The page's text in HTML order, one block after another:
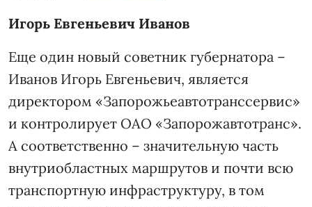
Игорь Евгеньевич Иванов
Еще один новый советник губернатора –
Иванов Игорь Евгеньевич, является
директором «Запорожьеавтотранссервис»
и контролирует ОАО «Запорожавтотранс».
А соответственно – значительную часть
внутриобластных маршрутов и почти всю
транспортную инфраструктуру, в том